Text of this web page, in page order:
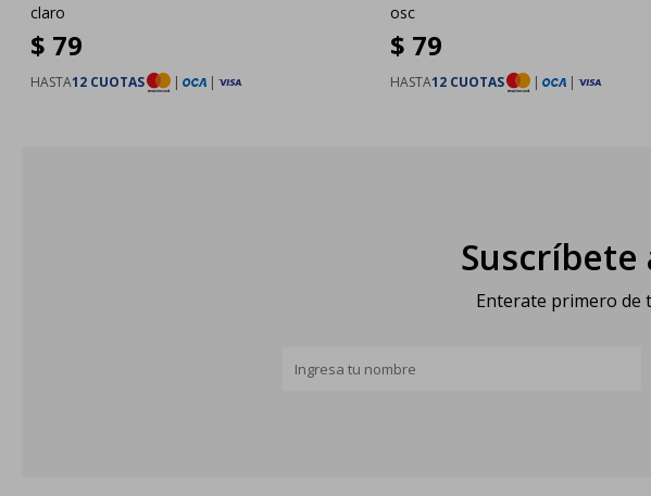
claro
$ 79
HASTA12 CUOTAS | |
osc
$ 79
HASTA12 CUOTAS | |
Enterate primero de